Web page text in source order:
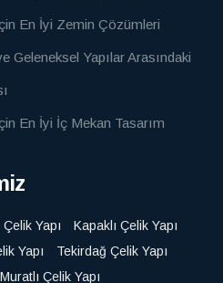
En İyi Zemin Çözümleri
Geleneksel Yapılar Arasındaki
En İyi İç Mekan Tasarım
Yapı
Kapaklı Çelik Yapı
Yapı
Tekirdağ Çelik Yapı
Muratlı Çelik Yapı